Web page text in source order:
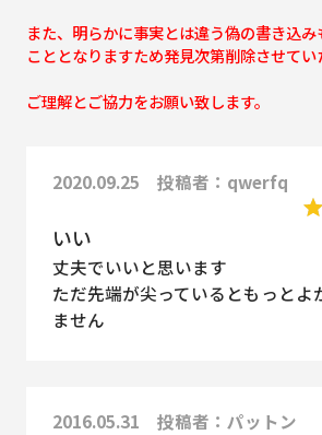
また、明らかに事実とは違う偽の書き込
こととなりますため発見次第削除させてい
ご理解とご協力をお願い致します。
2020.09.25 投稿者：qwerfq
いい
丈夫でいいと思います
ただ先端が尖っているともっとよ
ません
2016.05.31 投稿者：パットン